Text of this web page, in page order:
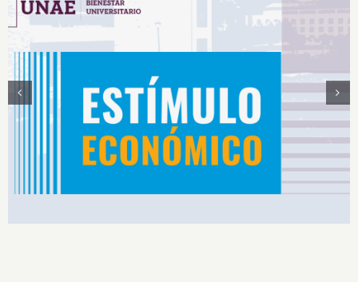
Estímulos Económicos para Deportistas de Alto
Rendimiento IS2026